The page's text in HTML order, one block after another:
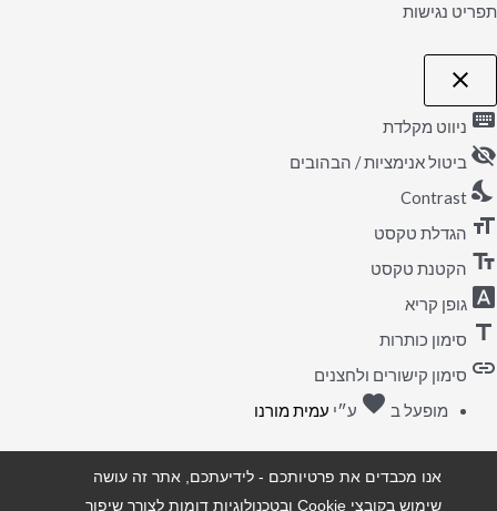
תפריט נגישות
close
פתיחה
של
הנגישות
keyboard ניווט מקלדת
visibility_off ביטול אנימציות / הבהובים
nights_stay
Contrast
format_size הגדלת טקסט
text_fields הקטנת טקסט
font_download גופן קריא
title סימון כותרות
link סימון קישורים ולחצנים
מופעל ב favorite אהבה
ע״י עמית מורנו
אנו מכבדים את פרטיותכם - לידיעתכם, אתר זה עושה
שימוש בקובצי Cookie ובטכנולוגיות דומות לצורך שיפור